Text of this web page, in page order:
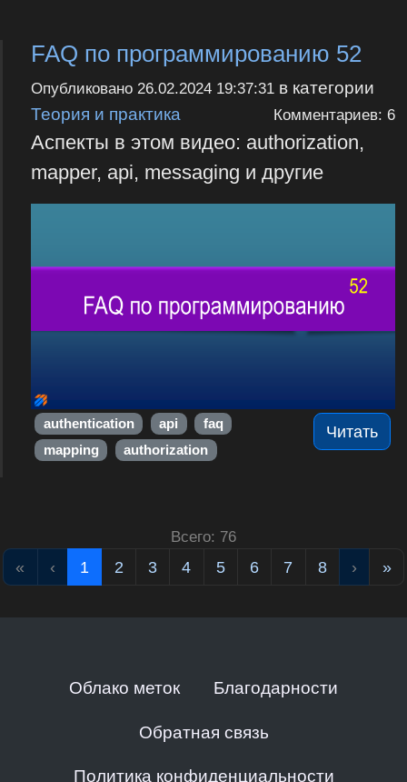
FAQ по программированию 52
Опубликовано 26.02.2024 19:37:31в категории
Теория и практика
Комментариев: 6
Аспекты в этом видео: authorization,
mapper, api, messaging и другие
Читать
authentication api
faq
mapping
authorization
Всего: 76
« ‹ 1 2 3 4 5 6 7 8 › »
Облако меток Благодарности
Обратная связь
Политика конфиденциальности